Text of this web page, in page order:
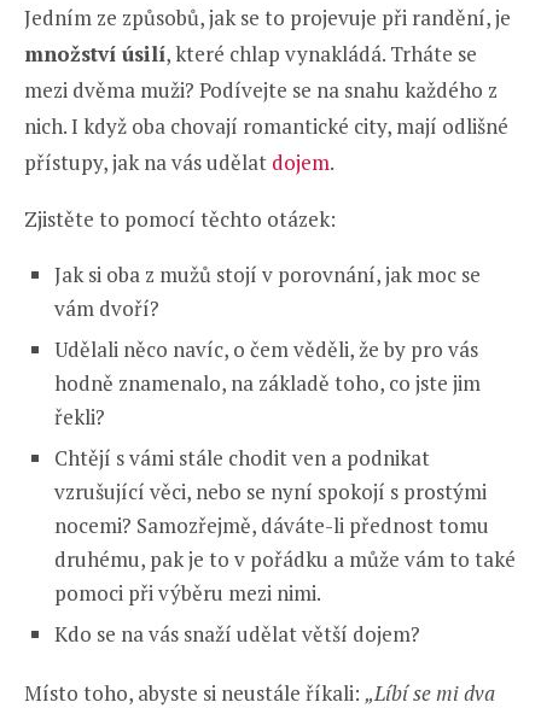
Jedním ze způsobů, jak se to projevuje při randění, je
množství úsilí, které chlap vynakládá. Trháte se
mezi dvěma muži? Podívejte se na snahu každého z
nich. I když oba chovají romantické city, mají odlišné
přístupy, jak na vás udělat dojem.
Zjistěte to pomocí těchto otázek:
Jak si oba z mužů stojí v porovnání, jak moc se
vám dvoří?
Udělali něco navíc, o čem věděli, že by pro vás
hodně znamenalo, na základě toho, co jste jim
řekli?
Chtějí s vámi stále chodit ven a podnikat
vzrušující věci, nebo se nyní spokojí s prostými
nocemi? Samozřejmě, dáváte-li přednost tomu
druhému, pak je to v pořádku a může vám to také
pomoci při výběru mezi nimi.
Kdo se na vás snaží udělat větší dojem?
Místo toho, abyste si neustále říkali: „Líbí se mi dva